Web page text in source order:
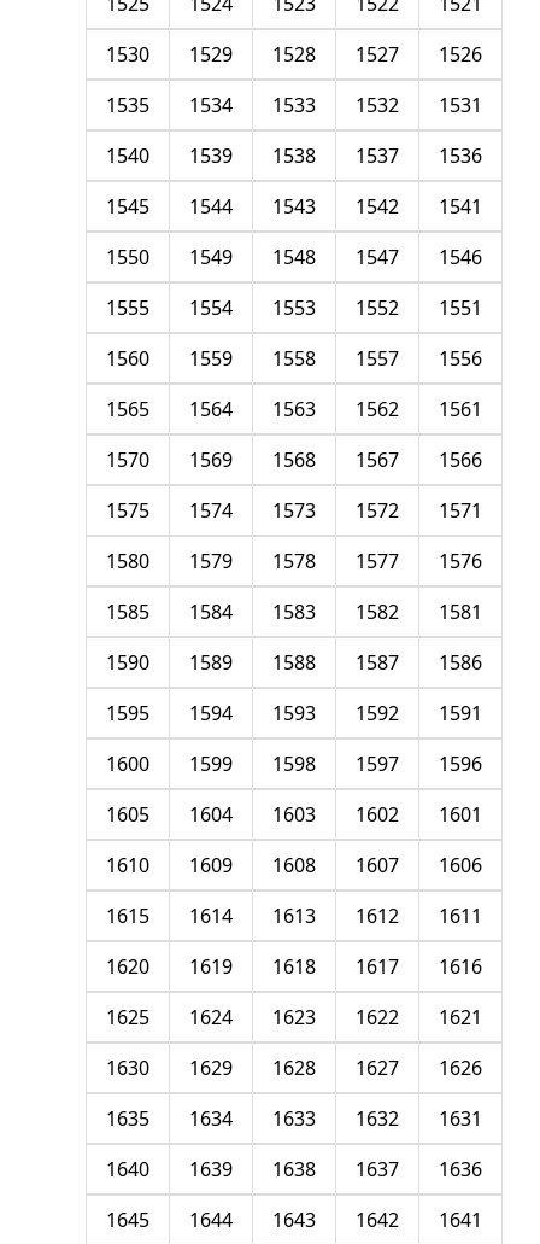
1526
1527
1528
1529
1530
1531
1532
1533
1534
1535
1536
1537
1538
1539
1540
1541
1542
1543
1544
1545
1546
1547
1548
1549
1550
1551
1552
1553
1554
1555
1556
1557
1558
1559
1560
1561
1562
1563
1564
1565
1566
1567
1568
1569
1570
1571
1572
1573
1574
1575
1576
1577
1578
1579
1580
1581
1582
1583
1584
1585
1586
1587
1588
1589
1590
1591
1592
1593
1594
1595
1596
1597
1598
1599
1600
1601
1602
1603
1604
1605
1606
1607
1608
1609
1610
1611
1612
1613
1614
1615
1616
1617
1618
1619
1620
1621
1622
1623
1624
1625
1626
1627
1628
1629
1630
1631
1632
1633
1634
1635
1636
1637
1638
1639
1640
1641
1642
1643
1644
1645